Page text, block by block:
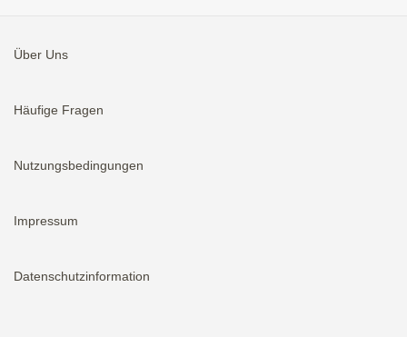
Über Uns
Häufige Fragen
Nutzungsbedingungen
Impressum
Datenschutzinformation